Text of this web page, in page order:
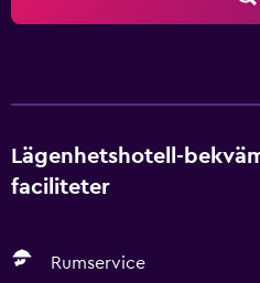
Lägenhetshotell-
faciliteter
Rumservice